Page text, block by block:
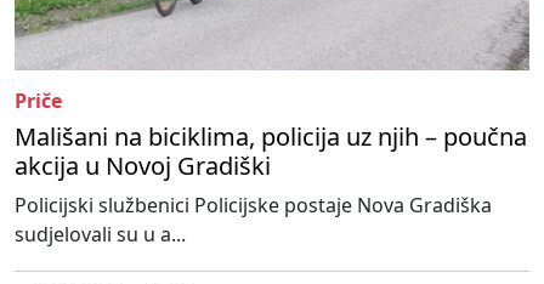
Priče
Mališani na biciklima, policija uz njih – poučna
akcija u Novoj Gradiški
Policijski službenici Policijske postaje Nova Gradiška
sudjelovali su u a...